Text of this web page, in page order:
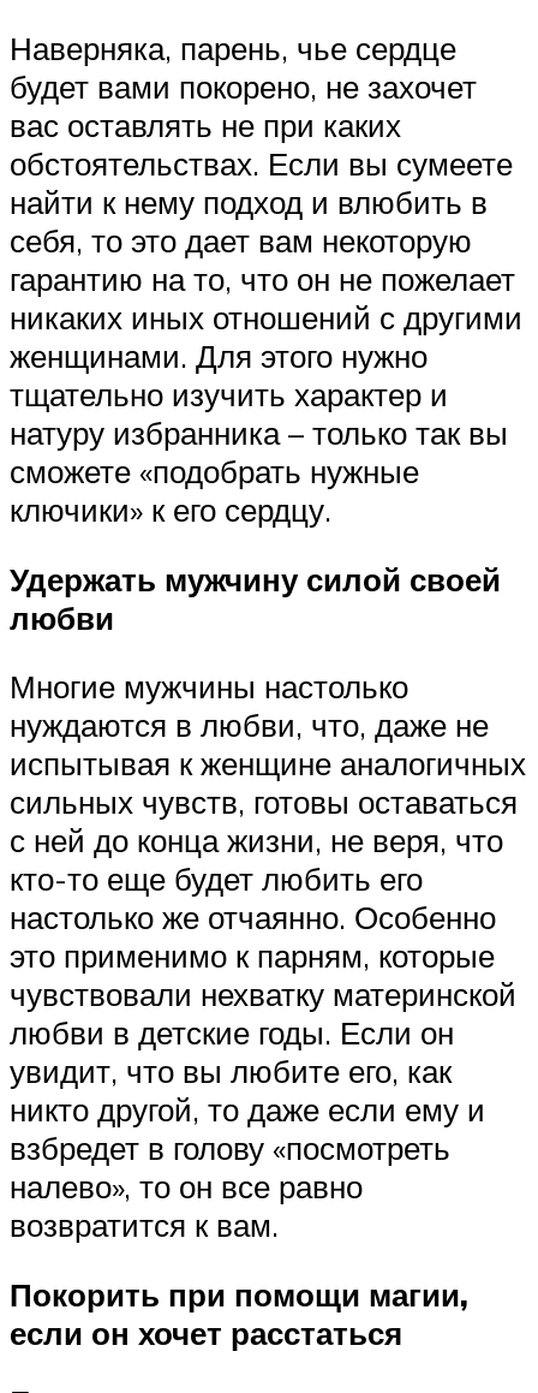
Наверняка, парень, чье сердце
будет вами покорено, не захочет
вас оставлять не при каких
обстоятельствах. Если вы сумеете
найти к нему подход и влюбить в
себя, то это дает вам некоторую
гарантию на то, что он не пожелает
никаких иных отношений с другими
женщинами. Для этого нужно
тщательно изучить характер и
натуру избранника – только так вы
сможете «подобрать нужные
ключики» к его сердцу.
Удержать мужчину силой своей
любви
Многие мужчины настолько
нуждаются в любви, что, даже не
испытывая к женщине аналогичных
сильных чувств, готовы оставаться
с ней до конца жизни, не веря, что
кто-то еще будет любить его
настолько же отчаянно. Особенно
это применимо к парням, которые
чувствовали нехватку материнской
любви в детские годы. Если он
увидит, что вы любите его, как
никто другой, то даже если ему и
взбредет в голову «посмотреть
налево», то он все равно
возвратится к вам.
Покорить при помощи магии,
если он хочет расстаться